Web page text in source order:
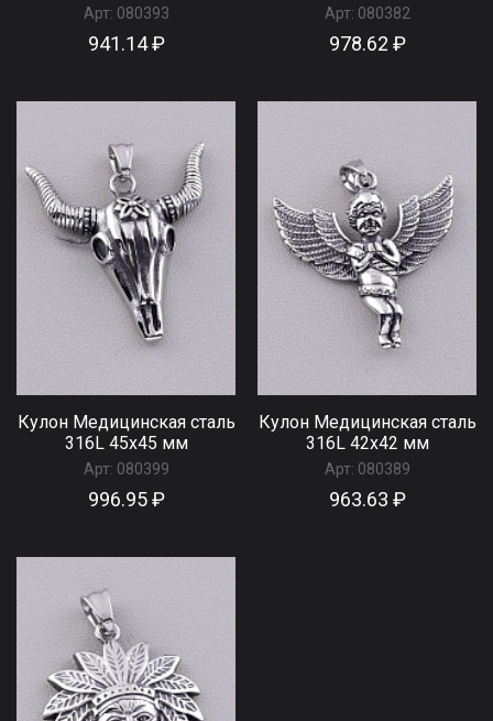
Арт: 080393
941.14 ₽
Арт: 080382
978.62 ₽
Кулон Медицинская сталь
316L 45х45 мм
Арт: 080399
996.95 ₽
Кулон Медицинская сталь
316L 42х42 мм
Арт: 080389
963.63 ₽